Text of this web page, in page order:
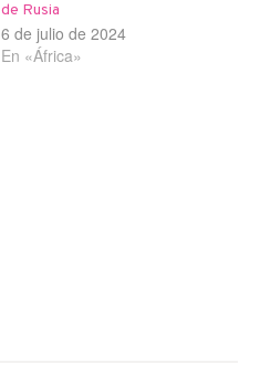
de Rusia
6 de julio de 2024
En «África»